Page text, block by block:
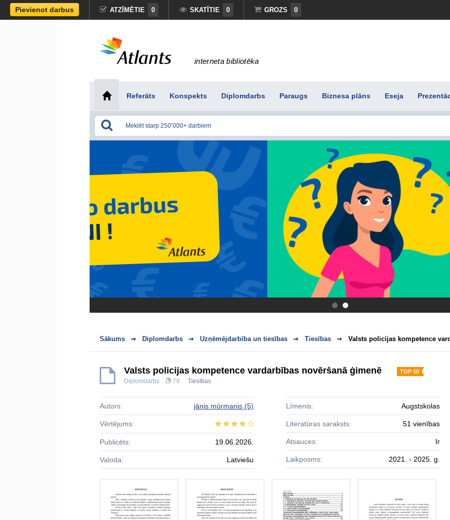
Pievienot darbus ATZĪMĒTIE 0 SKATĪTIE 0 GROZS 0
interneta bibliotēka
Referāts Konspekts Diplomdarbs Paraugs Biznesa plāns Eseja
.
Sākums Diplomdarbs Uzņēmējdarbība un tiesības Tiesības Valsts policijas kompetence
Valsts policijas kompetence vardarbības novēršanā ģimenē TOP 50
Diplomdarbs 79 Tiesības
Autors: jānis mūrmanis (5)
Vērtējums:
Publicēts: 19.06.2026.
Valoda: Latviešu
Līmenis: Augstskolas
Literatūras saraksts: 51 vienības
Atsauces: Ir
Laikposms: 2021. - 2025. g.